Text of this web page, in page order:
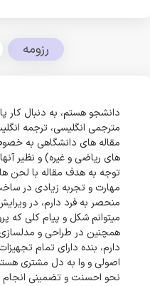
رزومه
دانشجو هستم، به دنبال کار
مترجمی انگلیسی، ترجمه
مقاله های دانشگاهی به
های ریاضی و غیره) و نظیر
توجه به هدف مقاله با لحن
مهارت و تجربه زیادی در
منحصر به فرد دارم، در
میتوانم شکل و پیام کلی که
همچنین در طراحی و مدلسازی
دارم، بنده دارای تمام
اصولی و وا به دل مشتری
نحو احسنت و تضمینی